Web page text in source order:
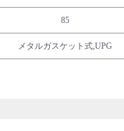
85
メタルガスケット式,UPG